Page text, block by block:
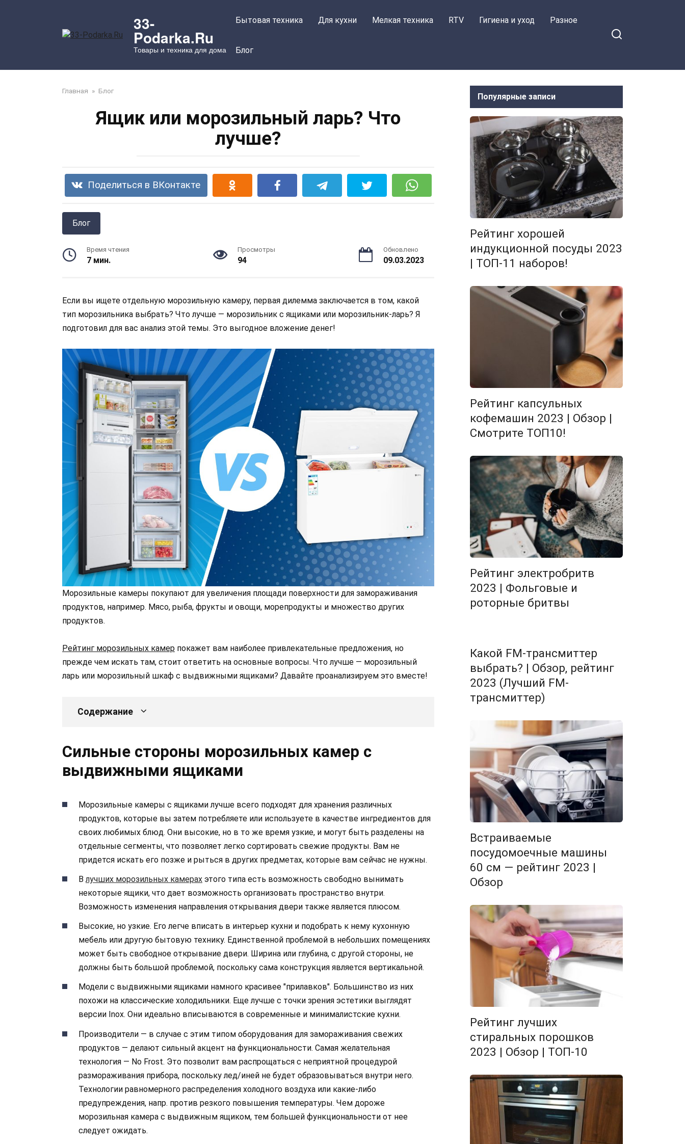
33-
Podarka.Ru
Товары и техника для дома
Бытовая техника Для кухни Мелкая техника RTV Гигиена и уход Разное
Блог
Главная » Блог
Ящик или морозильный ларь? Что
лучше?
Поделиться в ВКонтакте
Блог
Время чтения
7 мин.
Просмотры
94
Обновлено
09.03.2023
Если вы ищете отдельную морозильную камеру, первая дилемма заключается в том, какой
тип морозильника выбрать? Что лучше — морозильник с ящиками или морозильник-ларь? Я
подготовил для вас анализ этой темы. Это выгодное вложение денег!
Морозильные камеры покупают для увеличения площади поверхности для замораживания
продуктов, например. Мясо, рыба, фрукты и овощи, морепродукты и множество других
продуктов.
Рейтинг морозильных камер покажет вам наиболее привлекательные предложения, но
прежде чем искать там, стоит ответить на основные вопросы. Что лучше — морозильный
ларь или морозильный шкаф с выдвижными ящиками? Давайте проанализируем это вместе!
Содержание
Сильные стороны морозильных камер с
выдвижными ящиками
Морозильные камеры с ящиками лучше всего подходят для хранения различных
продуктов, которые вы затем потребляете или используете в качестве ингредиентов для
своих любимых блюд. Они высокие, но в то же время узкие, и могут быть разделены на
отдельные сегменты, что позволяет легко сортировать свежие продукты. Вам не
придется искать его позже и рыться в других предметах, которые вам сейчас не нужны.
Влучших морозильных камерах этого типа есть возможность свободно вынимать
некоторые ящики, что дает возможность организовать пространство внутри.
Возможность изменения направления открывания двери также является плюсом.
Высокие, но узкие. Его легче вписать в интерьер кухни и подобрать к нему кухонную
мебель или другую бытовую технику. Единственной проблемой в небольших помещениях
может быть свободное открывание двери. Ширина или глубина, с другой стороны, не
должны быть большой проблемой, поскольку сама конструкция является вертикальной.
Модели с выдвижными ящиками намного красивее "прилавков". Большинство из них
похожи на классические холодильники. Еще лучше с точки зрения эстетики выглядят
версии Inox. Они идеально вписываются в современные и минималистские кухни.
Производители — в случае с этим типом оборудования для замораживания свежих
продуктов — делают сильный акцент на функциональности. Самая желательная
технология — No Frost. Это позволит вам распрощаться с неприятной процедурой
размораживания прибора, поскольку лед/иней не будет образовываться внутри него.
Технологии равномерного распределения холодного воздуха или какие-либо
предупреждения, напр. против резкого повышения температуры. Чем дороже
морозильная камера с выдвижным ящиком, тем большей функциональности от нее
следует ожидать.
Популярные записи
Рейтинг хорошей
индукционной посуды 2023
| ТОП-11 наборов!
Рейтинг капсульных
кофемашин 2023 | Обзор |
Смотрите ТОП10!
Рейтинг электробритв
2023 | Фольговые и
роторные бритвы
Какой FM-трансмиттер
выбрать? | Обзор, рейтинг
2023 (Лучший FM-
трансмиттер)
Встраиваемые
посудомоечные машины
60 см — рейтинг 2023 |
Обзор
Рейтинг лучших
стиральных порошков
2023 | Обзор | ТОП-10